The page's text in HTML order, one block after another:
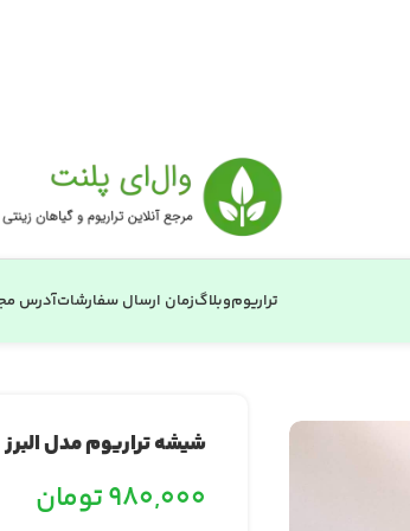
تراریوموبلاگزمان ارسال سفارشاتآدرس
شیشه تراریوم مدل البرز
980,000تومان